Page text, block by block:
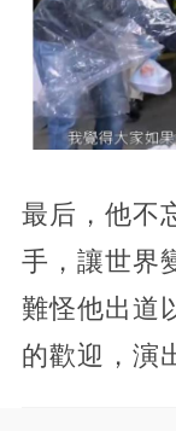
最后，他不
手，讓世界
難怪他出道
的歡迎，演